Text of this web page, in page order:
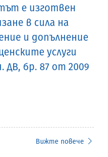
е изготвен
в сила на
и допълнение
услуги
ДВ, бр. 87 от 2009
Вижте повече